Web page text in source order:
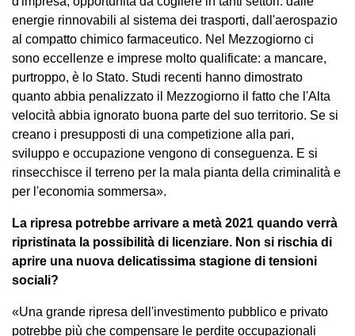
energie rinnovabili al sistema dei trasporti, dall'aerospazio
al compatto chimico farmaceutico. Nel Mezzogiorno ci
sono eccellenze e imprese molto qualificate: a mancare,
purtroppo, è lo Stato. Studi recenti hanno dimostrato
quanto abbia penalizzato il Mezzogiorno il fatto che l'Alta
velocità abbia ignorato buona parte del suo territorio. Se si
creano i presupposti di una competizione alla pari,
sviluppo e occupazione vengono di conseguenza. E si
rinsecchisce il terreno per la mala pianta della criminalità e
per l'economia sommersa».
La ripresa potrebbe arrivare a metà 2021 quando verrà
ripristinata la possibilità di licenziare. Non si rischia di
aprire una nuova delicatissima stagione di tensioni
sociali?
«Una grande ripresa dell'investimento pubblico e privato
potrebbe più che compensare le perdite occupazionali